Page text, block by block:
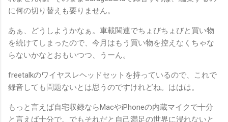
に何の切り替えも要りません。
あぁ、どうしようかなぁ。車載関連でちょびちょびと買い物
を続けてしまったので、今月はもう買い物を控えなくちゃな
らないかなとおもいつつ、うーん。
freetalkのワイヤスレヘッドセットを持っているので、これで
録音しても問題ないとは思うのですけれどね。ははは。
もっと言えば自宅収録ならMacやiPhoneの内蔵マイクで十分
と言えば十分で。でもそれだと自己満足の世界に浸れないと